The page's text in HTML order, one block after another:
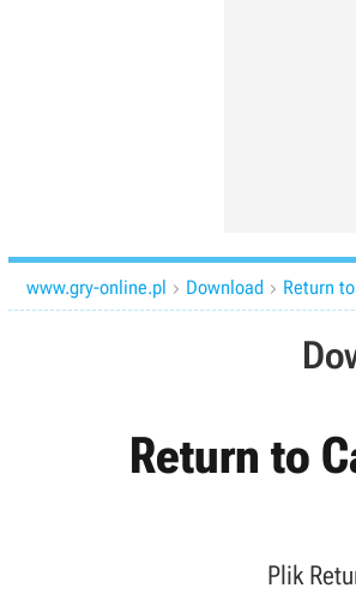
www.gry-online.pl  Download  Return
Return to
Plik